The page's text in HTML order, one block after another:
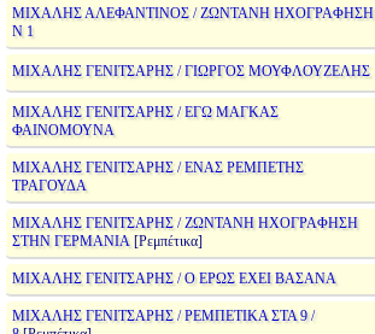
ΜΙΧΑΛΗΣ ΑΛΕΦΑΝΤΙΝΟΣ / ΖΩΝΤΑΝΗ ΗΧΟΓΡΑΦΗΣΗ
Ν 1
ΜΙΧΑΛΗΣ ΓΕΝΙΤΣΑΡΗΣ / ΓΙΩΡΓΟΣ ΜΟΥΦΛΟΥΖΕΛΗΣ
ΜΙΧΑΛΗΣ ΓΕΝΙΤΣΑΡΗΣ / ΕΓΩ ΜΑΓΚΑΣ
ΦΑΙΝΟΜΟΥΝΑ
ΜΙΧΑΛΗΣ ΓΕΝΙΤΣΑΡΗΣ / ΕΝΑΣ ΡΕΜΠΕΤΗΣ
ΤΡΑΓΟΥΔΑ
ΜΙΧΑΛΗΣ ΓΕΝΙΤΣΑΡΗΣ / ΖΩΝΤΑΝΗ ΗΧΟΓΡΑΦΗΣΗ
ΣΤΗΝ ΓΕΡΜΑΝΙΑ [Ρεμπέτικα]
ΜΙΧΑΛΗΣ ΓΕΝΙΤΣΑΡΗΣ / Ο ΕΡΩΣ ΕΧΕΙ ΒΑΣΑΝΑ
ΜΙΧΑΛΗΣ ΓΕΝΙΤΣΑΡΗΣ / ΡΕΜΠΕΤΙΚΑ ΣΤΑ 9 /